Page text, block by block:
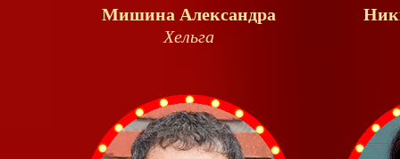
Мишина Александра
Хельга